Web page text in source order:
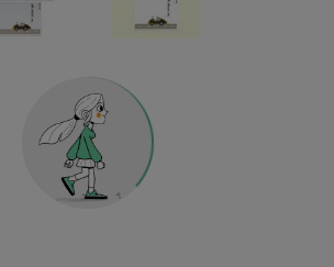
Küche & Haushalt